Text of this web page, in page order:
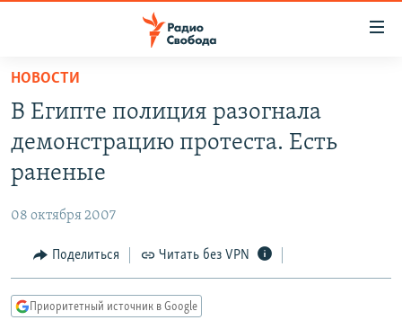
упрощенного
доступа
основному
Вернутся
Вернутся
АВТОРСКИЕ ПРОЕКТЫ
МНЕНИЯ
КУЛЬТУРА
КАВКАЗ.РЕАЛИИ
НОВОСТИ
В Египте полиция разогнала
демонстрацию протеста. Есть
раненые
08 октября 2007
Поделиться Читать без VPN
Приоритетный источник в Google